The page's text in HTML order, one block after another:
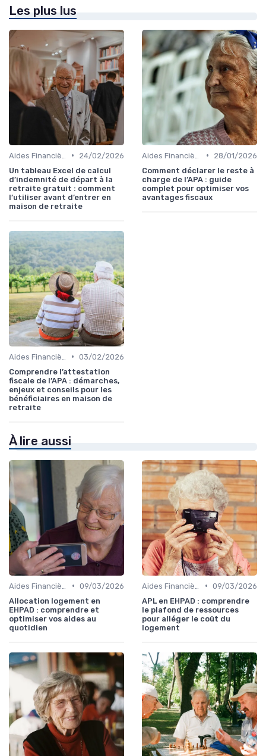
Les plus lus
•
24/02/2026
Un tableau Excel de calcul
d’indemnité de départ à la
retraite gratuit : comment
l’utiliser avant d’entrer en
maison de retraite
•
28/01/2026
Comment déclarer le reste à
charge de l’APA : guide
complet pour optimiser vos
avantages fiscaux
• 03/02/2026
Comprendre l’attestation
fiscale de l’APA : démarches,
enjeux et conseils pour les
bénéficiaires en maison de
retraite
À lire aussi
• 09/03/2026
Allocation logement en
EHPAD : comprendre et
optimiser vos aides au
quotidien
• 09/03/2026
APL en EHPAD : comprendre
le plafond de ressources
pour alléger le coût du
logement